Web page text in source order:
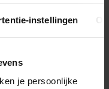
instellingen
je persoonlijke